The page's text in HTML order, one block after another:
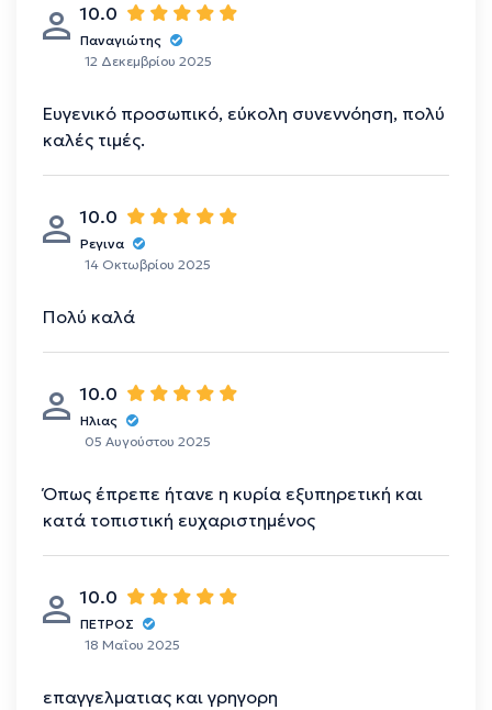
10.0
Παναγιώτης
12 Δεκεμβρίου 2025
Ευγενικό προσωπικό, εύκολη συνεννόηση, πολύ
καλές τιμές.
10.0
Ρεγινα
14 Οκτωβρίου 2025
Πολύ καλά
10.0
Ηλιας
05 Αυγούστου 2025
Όπως έπρεπε ήτανε η κυρία εξυπηρετική και
κατά τοπιστική ευχαριστημένος
10.0
ΠΕΤΡΟΣ
18 Μαΐου 2025
επαγγελματιας και γρηγορη